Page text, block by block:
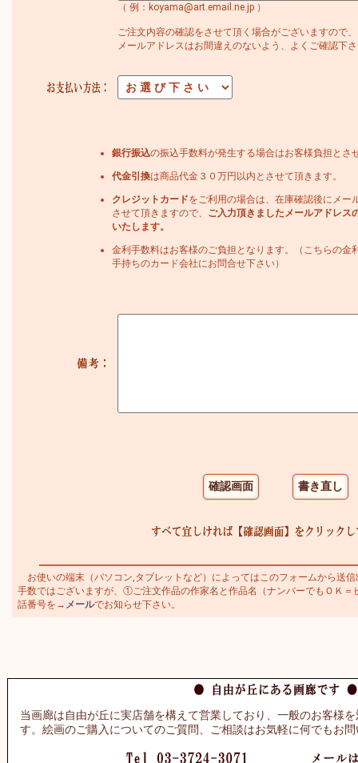
（ 例：koyama@art.email.ne.jp ）
ご注文内容の確認をさせて頂く場合がございますので、
メールアドレスはお間違えのないよう、よくご確認下
銀行振込の振込手数料が発生する場合はお客様負担とさ
代金引換は商品代金３０万円以内とさせて頂きます。
クレジットカードをご利用の場合は、在庫確認後にメー
させて頂きますので、
ご入力頂きましたメールアドレス
いたします。
金利手数料はお客様のご負担となります。（こちらの金
手持ちのカード会社にお問合せ下さい）
お使いの端末（パソコン,タブレットなど）によってはこのフォームから送
手数ではございますが、①ご注文作品の作家名と作品名（ナンバーでもＯＫ
話番号を→ メールでお知らせ下さい。
当画廊は自由が丘に実店舗を構えて営業しており、一般のお客様
す。絵画のご購入についてのご質問、ご相談はお気軽に何でもお